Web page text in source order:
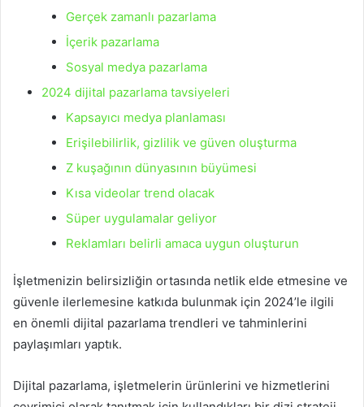
Gerçek zamanlı pazarlama
İçerik pazarlama
Sosyal medya pazarlama
2024 dijital pazarlama tavsiyeleri
Kapsayıcı medya planlaması
Erişilebilirlik, gizlilik ve güven oluşturma
Z kuşağının dünyasının büyümesi
Kısa videolar trend olacak
Süper uygulamalar geliyor
Reklamları belirli amaca uygun oluşturun
İşletmenizin belirsizliğin ortasında netlik elde etmesine ve
güvenle ilerlemesine katkıda bulunmak için 2024’le ilgili
en önemli dijital pazarlama trendleri ve tahminlerini
paylaşımları yaptık.
Dijital pazarlama, işletmelerin ürünlerini ve hizmetlerini